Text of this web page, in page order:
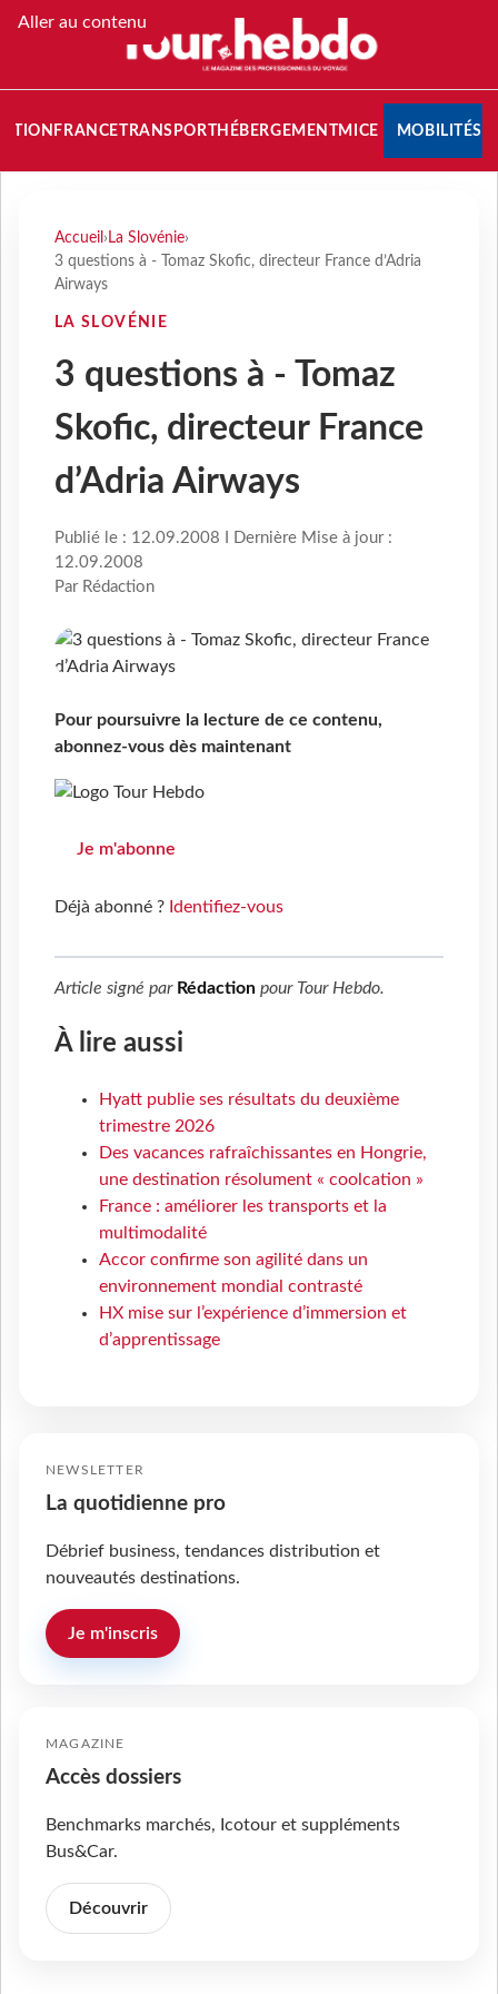
Aller au contenu
FRANCETRANSPORT HÉBERGEMENTMICE MOBILITÉS
Accueil › La Slovénie›
3 questions à - Tomaz Skofic, directeur France d’Adria
Airways
LA SLOVÉNIE
3 questions à - Tomaz
Skofic, directeur France
d’Adria Airways
Publié le : 12.09.2008 I Dernière Mise à jour :
12.09.2008
Par Rédaction
Pour poursuivre la lecture de ce contenu,
abonnez-vous dès maintenant
Je m'abonne
Déjà abonné ? Identifiez-vous
Article signé par Rédaction pour Tour Hebdo.
À lire aussi
Hyatt publie ses résultats du deuxième
trimestre 2026
Des vacances rafraîchissantes en Hongrie,
une destination résolument « coolcation »
France : améliorer les transports et la
multimodalité
Accor confirme son agilité dans un
environnement mondial contrasté
HX mise sur l’expérience d’immersion et
d’apprentissage
NEWSLETTER
La quotidienne pro
Débrief business, tendances distribution et
nouveautés destinations.
Je m'inscris
MAGAZINE
Accès dossiers
Benchmarks marchés, Icotour et suppléments
Bus&Car.
Découvrir